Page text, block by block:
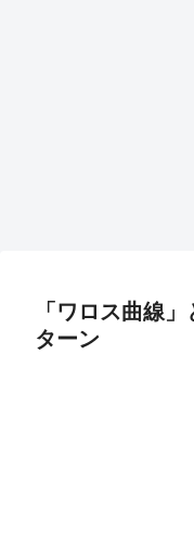
「ワロス曲線
ターン